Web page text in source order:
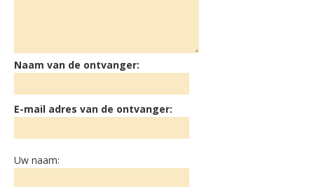
Naam van de ontvanger:
E-mail adres van de ontvanger:
Uw naam: